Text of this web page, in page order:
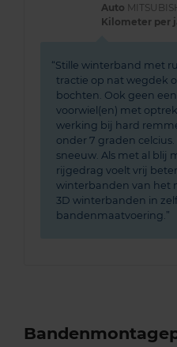
Auto
Kilometer per
Stille winterband met
tractie op nat wegdek
bochten. Ook geen
voorwiel(en) met
werking bij hard
onder 7 graden
sneeuw. Als met al blij
rijgedrag voelt vrij
winterbanden van het
3D winterbanden in
bandenmaatvoering.